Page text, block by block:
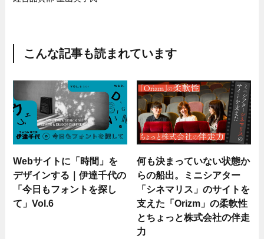
こんな記事も読まれています
Webサイトに「時間」を
デザインする｜伊達千代の
「今日もフォントを探し
て」Vol.6
何も決まっていない状態か
らの船出。ミニシアター
「シネマリス」のサイトを
支えた「Orizm」の柔軟性
とちょっと株式会社の伴走
力